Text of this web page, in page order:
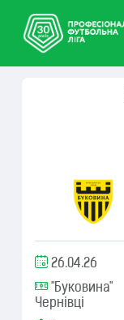
26.04.26
"Буковина"
Чернівці